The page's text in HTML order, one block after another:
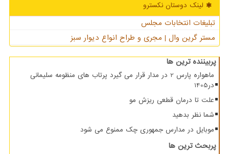
لینک دوستان نكسترو
تبلیغات انتخابات مجلس
مستر گرین وال | مجری و طراح انواع دیوار سبز
پربیننده ترین ها
ماهواره پارس 2 در مدار قرار می گیرد پرتاب های منظومه سلیمانی
در1405
علت تا درمان قطعی ریزش مو
شما نظر بدهید
موبایل در مدارس جمهوری چک ممنوع می شود
پربحث ترین ها